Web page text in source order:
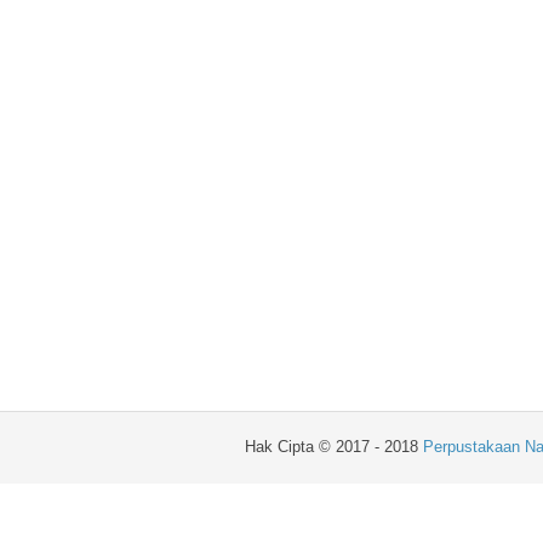
Hak Cipta © 2017 - 2018 Perpustakaan